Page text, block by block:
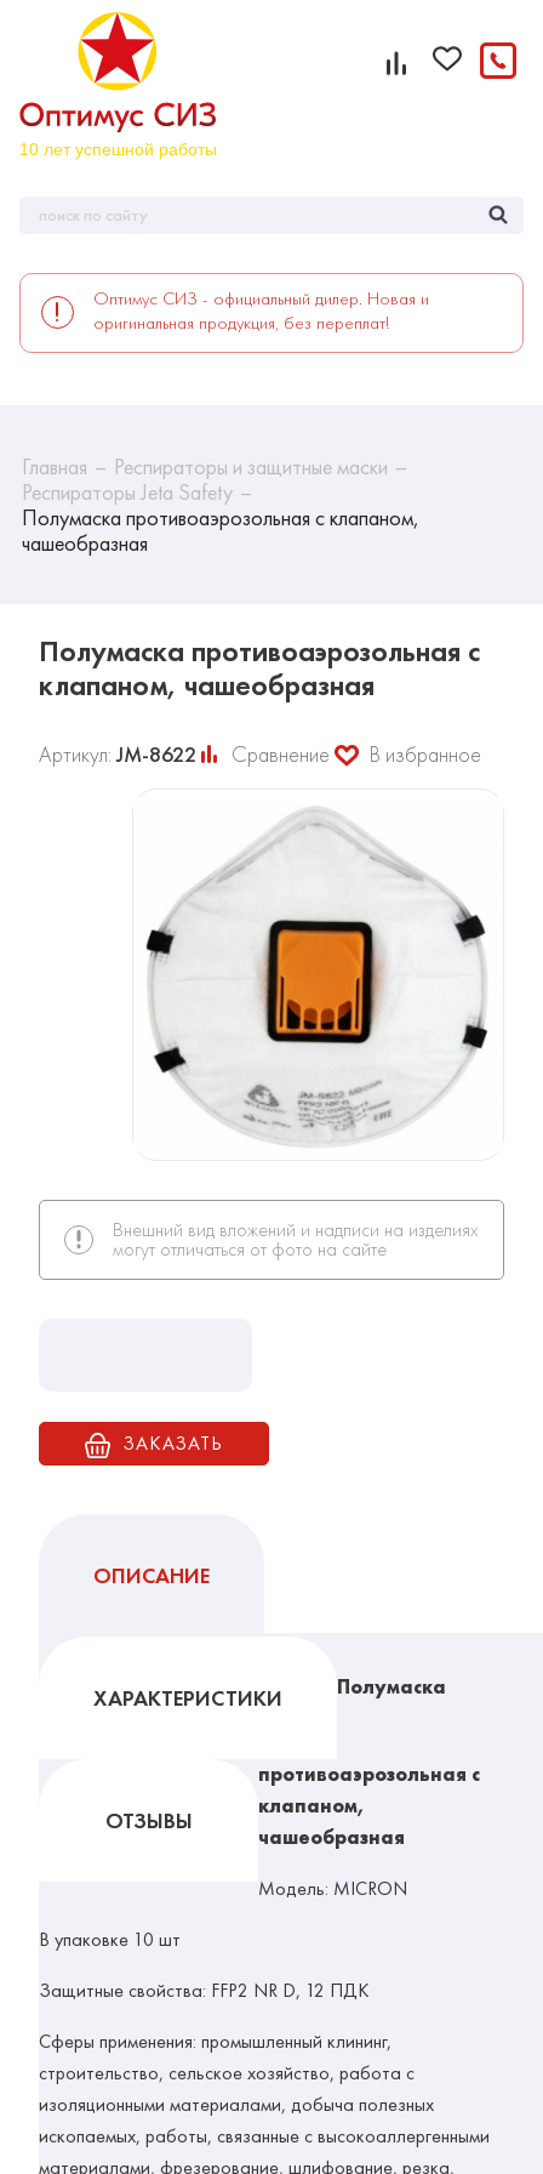
Оптимус СИЗ - официальный дилер. Новая и
оригинальная продукция, без переплат!
Главная
Респираторы и защитные маски
Респираторы Jeta Safety
Полумаска противоаэрозольная с клапаном,
чашеобразная
Полумаска противоаэрозольная с
клапаном, чашеобразная
Артикул:JM-8622 Сравнение В избранное
Внешний вид вложений и надписи на изделиях
могут отличаться от фото на сайте
ЗАКАЗАТЬ
ОПИСАНИЕ
ХАРАКТЕРИСТИКИ
ОТЗЫВЫ
Полумаска
противоаэрозольная с
клапаном,
чашеобразная
Модель: MICRON
В упаковке 10 шт
Защитные свойства: FFP2 NR D, 12 ПДК
Сферы применения: промышленный клининг,
строительство, сельское хозяйство, работа с
изоляционными материалами, добыча полезных
ископаемых, работы, связанные с высокоаллергенными
материалами, фрезерование, шлифование, резка,